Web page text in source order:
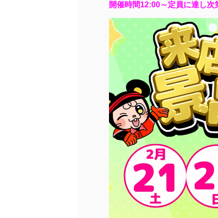
開催時間12:00～定員に達し次